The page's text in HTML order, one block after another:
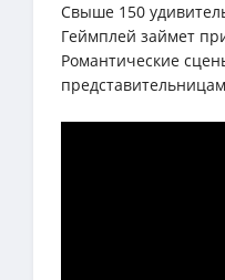
Свыше 150
Геймплей займет
Романтические